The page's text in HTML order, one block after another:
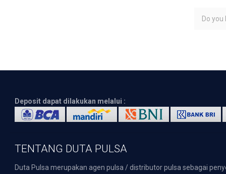
Do you
Deposit dapat dilakukan melalui :
TENTANG DUTA PULSA
Duta Pulsa merupakan agen pulsa / distributor pulsa sebagai